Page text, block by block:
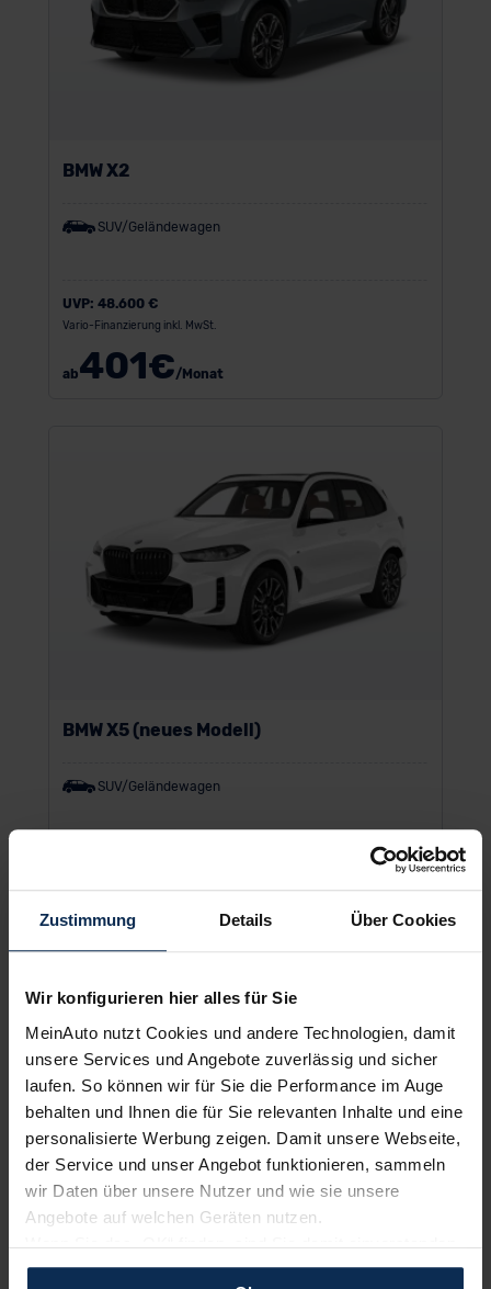
Zustimmung Details Über Cookies
Wir konfigurieren hier alles für Sie
MeinAuto nutzt Cookies und andere Technologien, damit
unsere Services und Angebote zuverlässig und sicher
laufen. So können wir für Sie die Performance im Auge
behalten und Ihnen die für Sie relevanten Inhalte und eine
personalisierte Werbung zeigen. Damit unsere Webseite,
der Service und unser Angebot funktionieren, sammeln
wir Daten über unsere Nutzer und wie sie unsere
Angebote auf welchen Geräten nutzen.
Wenn Sie das „OK“ finden, sind Sie damit einverstanden
und erlauben uns Cookies für unseren Service zu
BMW X2
SUV/Geländewagen
UVP: 48.600 €
Vario-Finanzierung inkl. MwSt.
ab401€/Monat
BMW X5 (neues Modell)
SUV/Geländewagen
919
Neuwagen DEAL
BMW X3 20 xDrive